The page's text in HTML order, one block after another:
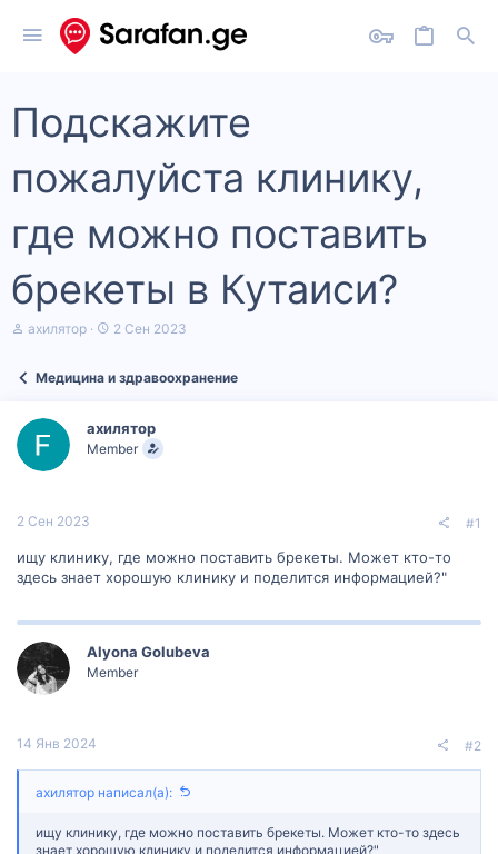
Подскажите
пожалуйста клинику,
где можно поставить
брекеты в Кутаиси?
А
т
м
ы
ахилятор
Д
а
ч
а
2 Сен 2023
Медицина и здравоохранение
ахилятор
Member
2 Сен 2023 #1
ищу клинику, где можно поставить брекеты. Может кто-то
здесь знает хорошую клинику и поделится информацией?"
Alyona Golubeva
Member
14 Янв 2024 #2
ахилятор написал(а):
ищу клинику, где можно поставить брекеты. Может кто-то здесь
знает хорошую клинику и поделится информацией?"